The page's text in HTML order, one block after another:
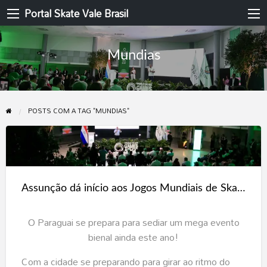
Portal Skate Vale Brasil
Mundias
POSTS COM A TAG "MUNDIAS"
Assunção
dá
início
Mundiais
Skate
Assunção dá início aos Jogos Mundiais de Skate ASU26!
O Paraguai se prepara para sediar um mega evento
bienal ainda este ano!
Com a cidade se preparando para girar ao ritmo do